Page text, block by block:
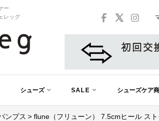
ー
レッグ
シューズ SALE シューズケア
ンプス flune（フリューン） 7.5cmヒール ス